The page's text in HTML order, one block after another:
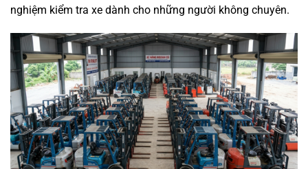
nghiệm kiểm tra xe dành cho những người không chuyên.